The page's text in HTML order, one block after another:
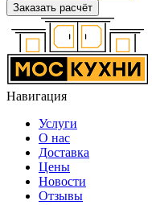
Заказать расчёт
Навигация
Услуги
О нас
Доставка
Цены
Новости
Отзывы